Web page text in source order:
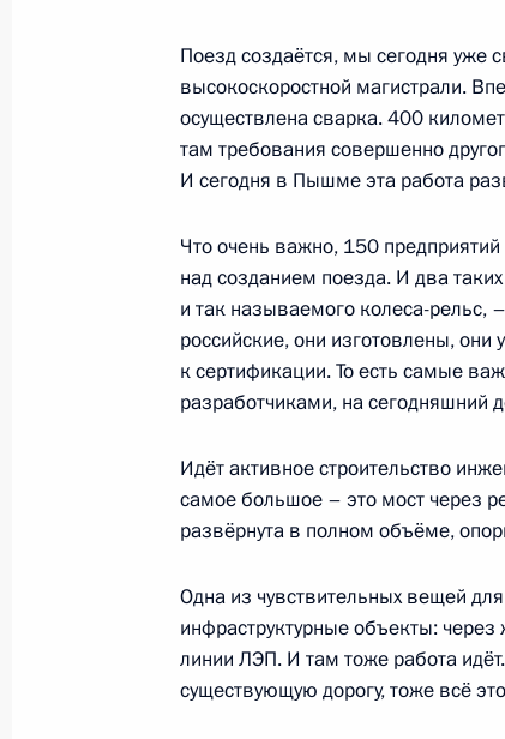
Встреча с Министром
20 ноября 2025 года, 14:45
Совещание с членами
29 октября 2025 года, 14:05
Открытие участка «Дюртюли –
16 июля 2025 года, 19:00
8 июля 2025 года, 16:45
Поезд создаётся, мы сегодня уже
высокоскоростной магистрали.
осуществлена сварка. 400
там требования совершенно
И сегодня в Пышме эта работа
Что очень важно, 150
над созданием поезда. И два
и так называемого колеса-рельс,
российские, они изготовлены, они
к сертификации. То есть самые
разработчиками, на сегодняшний
Идёт активное строительство
самое большое – это мост через
развёрнута в полном объёме,
Одна из чувствительных вещей
инфраструктурные объекты:
линии ЛЭП. И там тоже работа
существующую дорогу, тоже всё